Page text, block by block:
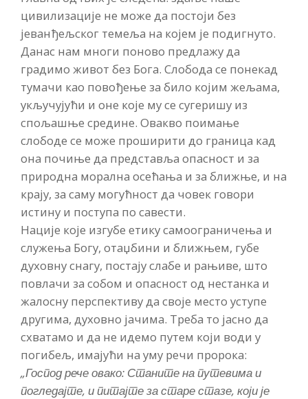
цивилизације не може да постоји без
јеванђељског темеља на којем је подигнуто.
Данас нам многи поново предлажу да
градимо живот без Бога. Слобода се понекад
тумачи као повођење за било којим жељама,
укључујући и оне које му се сугеришу из
спољашње средине. Овакво поимање
слободе се може проширити до граница кад
она почиње да представља опасност и за
природна морална осећања и за ближње, и на
крају, за саму могућност да човек говори
истину и поступа по савести.
Нације које изгубе етику самоограничења и
служења Богу, отаџбини и ближњем, губе
духовну снагу, постају слабе и рањиве, што
повлачи за собом и опасност од нестанка и
жалосну перспективу да своје место уступе
другима, духовно јачима. Треба то јасно да
схватамо и да не идемо путем који води у
погибељ, имајући на уму речи пророка:
„Господ рече овако: Станите на путевима и
погледајте, и питајте за старе стазе, који је